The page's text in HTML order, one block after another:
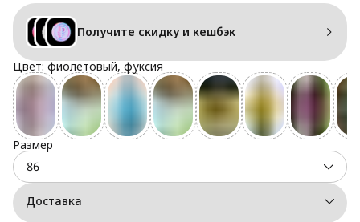
Получите скидку и кешбэк
Цвет: фиолетовый, фуксия
Размер
86
Доставка